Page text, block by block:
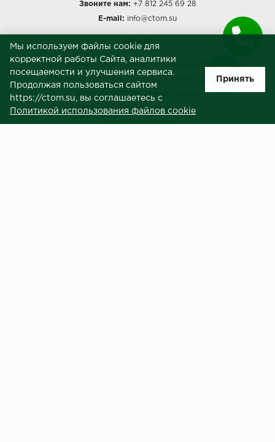
Звоните нам: +7 812 245 69 28
E-mail: info@ctom.su
МЕНЮ
Политика обработки персональных данных
Согласие на обработку персональных данных
Пользовательское соглашение
Публичная оферта
Мы используем файлы cookie для
корректной работы Сайта, аналитики
посещаемости и улучшения сервиса.
Продолжая пользоваться сайтом
https://ctom.su, вы соглашаетесь с
Политикой использования файлов cookie
Принять